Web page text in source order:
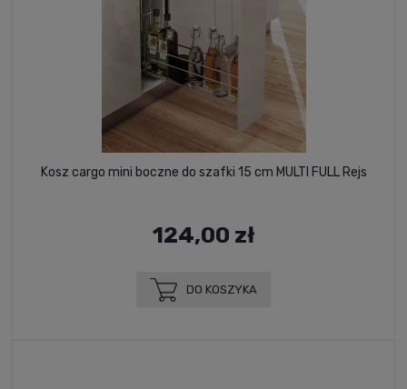
Kosz cargo mini boczne do szafki 15 cm MULTI FULL Rejs
124,00 zł
DO KOSZYKA